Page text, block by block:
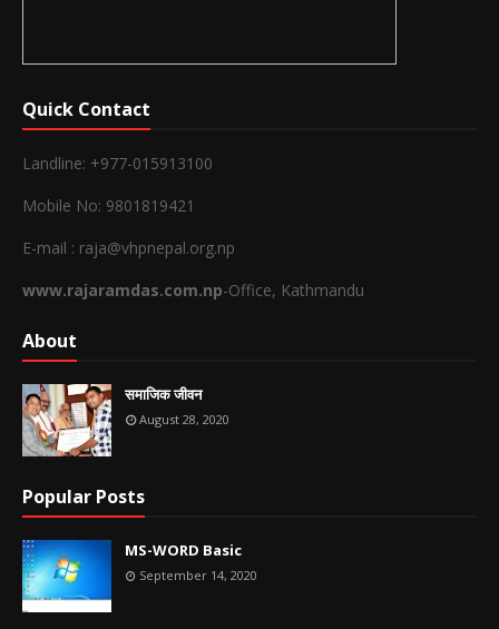
Quick Contact
Landline: +977-015913100
Mobile No: 9801819421
E-mail : raja@vhpnepal.org.np
www.rajaramdas.com.np-Office, Kathmandu
About
समाजिक जीवन
August 28, 2020
Popular Posts
MS-WORD Basic
September 14, 2020